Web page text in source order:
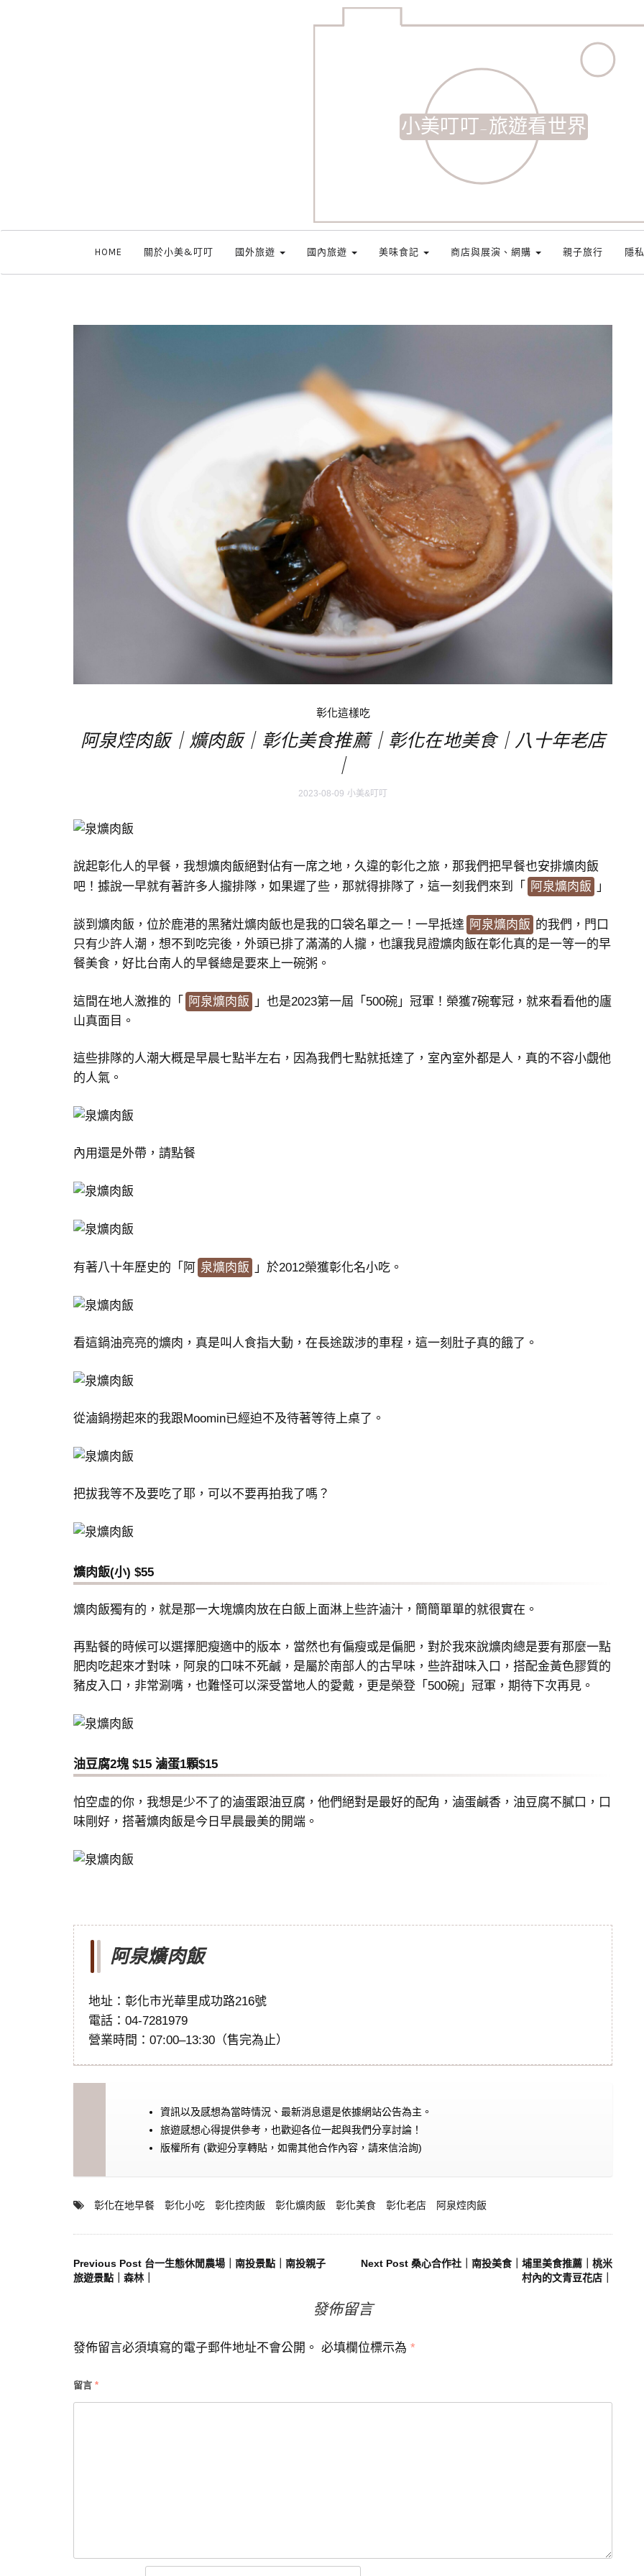
小美叮叮-旅遊看世界
HOME 關於小美&叮叮 國外旅遊 國內旅遊 美味食記 商店與展演、網購 親子旅行 隱
彰化這樣吃
阿泉焢肉飯｜爌肉飯｜彰化美食推薦｜彰化在地美食｜八十年老店
｜
2023-08-09 小美&叮叮
說起彰化人的早餐，我想爌肉飯絕對佔有一席之地，久違的彰化之旅，那我們把早餐也安排爌肉飯
吧！據說一早就有著許多人攏排隊，如果遲了些，那就得排隊了，這一刻我們來到「
阿泉爌肉飯 」
談到爌肉飯，位於鹿港的黑豬灶爌肉飯也是我的口袋名單之一！一早抵達 阿泉爌肉飯 的我們，門口
只有少許人潮，想不到吃完後，外頭已排了滿滿的人攏，也讓我見證爌肉飯在彰化真的是一等一的早
餐美食，好比台南人的早餐總是要來上一碗粥。
這間在地人激推的「 阿泉爌肉飯
」也是2023第一屆「500碗」冠軍！榮獲7碗奪冠，就來看看他的廬
山真面目。
這些排隊的人潮大概是早晨七點半左右，因為我們七點就抵達了，室內室外都是人，真的不容小覷他
的人氣。
內用還是外帶，請點餐
有著八十年歷史的「阿 泉爌肉飯 」於2012榮獲彰化名小吃。
看這鍋油亮亮的爌肉，真是叫人食指大動，在長途跋涉的車程，這一刻肚子真的餓了。
從滷鍋撈起來的我跟Moomin已經迫不及待著等待上桌了。
把拔我等不及要吃了耶，可以不要再拍我了嗎？
爌肉飯(小) $55
爌肉飯獨有的，就是那一大塊爌肉放在白飯上面淋上些許滷汁，簡簡單單的就很實在。
再點餐的時候可以選擇肥瘦適中的版本，當然也有偏瘦或是偏肥，對於我來說爌肉總是要有那麼一點
肥肉吃起來才對味，阿泉的口味不死鹹，是屬於南部人的古早味，些許甜味入口，搭配金黃色膠質的
豬皮入口，非常涮嘴，也難怪可以深受當地人的愛戴，更是榮登「500碗」冠軍，期待下次再見。
油豆腐2塊 $15 滷蛋1顆$15
怕空虛的你，我想是少不了的滷蛋跟油豆腐，他們絕對是最好的配角，滷蛋鹹香，油豆腐不膩口，口
味剛好，搭著爌肉飯是今日早晨最美的開端。
阿泉爌肉飯
地址：彰化市光華里成功路216號
電話：04-7281979
營業時間：07:00–13:30（售完為止）
資訊以及感想為當時情況、最新消息還是依據網站公告為主。
旅遊感想心得提供參考，也歡迎各位一起與我們分享討論！
版權所有 (歡迎分享轉貼，如需其他合作內容，請來信洽詢)
彰化在地早餐 彰化小吃 彰化控肉飯 彰化爌肉飯 彰化美食 彰化老店 阿泉焢肉飯
文
覽
Previous Post 台一生態休閒農場｜南投景點｜南投親子
旅遊景點｜森林｜
Next Post 桑心合作社｜南投美食｜埔里美食推薦｜桃米
村內的文青豆花店｜
發佈留言
發佈留言必須填寫的電子郵件地址不會公開。 必填欄位標示為 *
留言 *